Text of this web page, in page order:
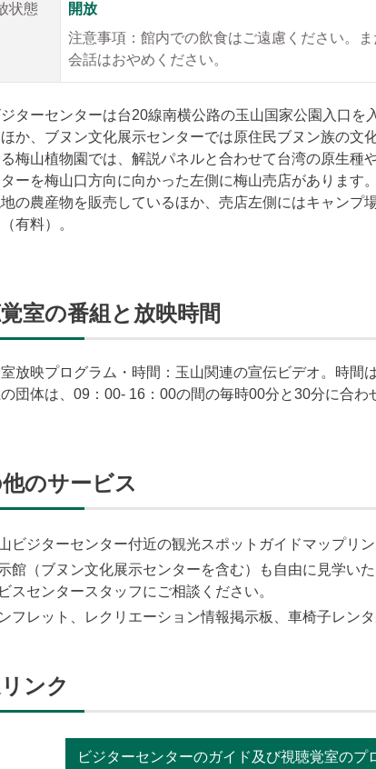
状態
開放
注意事項：館内での飲食はご遠慮ください。
会話はおやめください。
ターセンターは台20線南横公路の玉山国家公園入口を
か、ブヌン文化展示センターでは原住民ブヌン族の文
梅山植物園では、解説パネルと合わせて台湾の原生種
ーを梅山口方向に向かった左側に梅山売店があります
の農産物を販売しているほか、売店左側にはキャンプ
有料）。
室の番組と放映時間
放映プログラム・時間：玉山関連の宣伝ビデオ。時間
団体は、09：00- 16：00の間の毎時00分と30分に合わ
のサービス
ビジターセンター付近の観光スポットガイドマップリ
館（ブヌン文化展示センターを含む）も自由に見学い
スセンタースタッフにご相談ください。
フレット、レクリエーション情報掲示板、車椅子レン
ンク
ビジターセンターのガイド及び視聴覚室のプ